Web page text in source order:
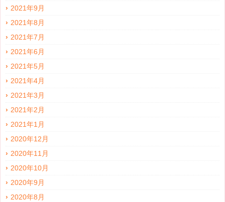
2021年9月
2021年8月
2021年7月
2021年6月
2021年5月
2021年4月
2021年3月
2021年2月
2021年1月
2020年12月
2020年11月
2020年10月
2020年9月
2020年8月